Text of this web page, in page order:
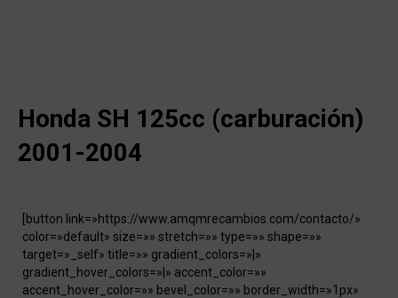
Honda SH 125cc (carburación)
2001-2004
[button link=»https://www.amqmrecambios.com/contacto/»
color=»default» size=»» stretch=»» type=»» shape=»»
target=»_self» title=»» gradient_colors=»|»
gradient_hover_colors=»|» accent_color=»»
accent_hover_color=»» bevel_color=»» border_width=»1px»